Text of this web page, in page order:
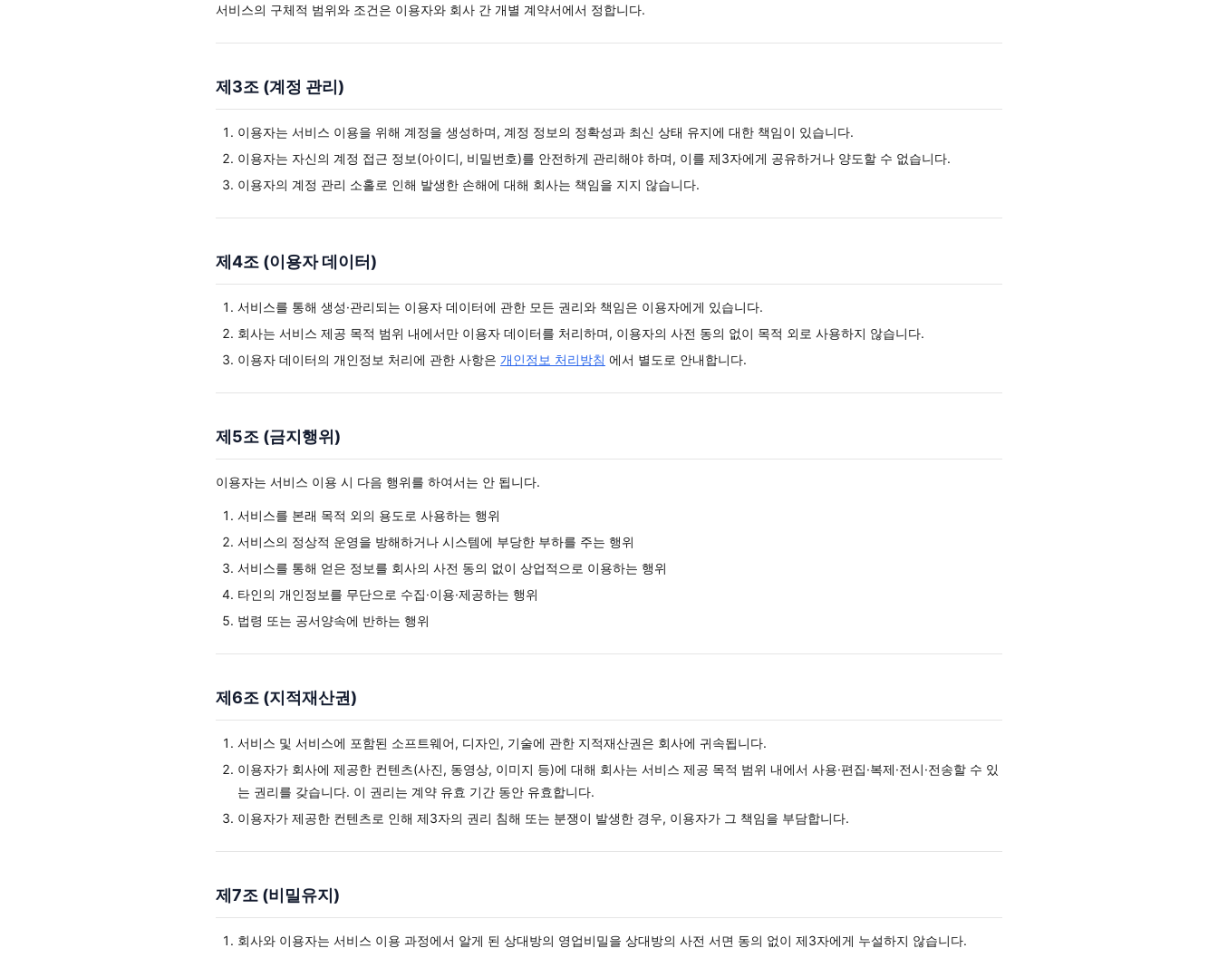
서비스의 구체적 범위와 조건은 이용자와 회사 간 개별 계약서에서 정합니다.
제3조 (계정 관리)
이용자는 서비스 이용을 위해 계정을 생성하며, 계정 정보의 정확성과 최신 상태 유지에 대한 책임이 있습니다.
이용자는 자신의 계정 접근 정보(아이디, 비밀번호)를 안전하게 관리해야 하며, 이를 제3자에게 공유하거나 양도할 수 없습니다.
이용자의 계정 관리 소홀로 인해 발생한 손해에 대해 회사는 책임을 지지 않습니다.
제4조 (이용자 데이터)
서비스를 통해 생성·관리되는 이용자 데이터에 관한 모든 권리와 책임은 이용자에게 있습니다.
회사는 서비스 제공 목적 범위 내에서만 이용자 데이터를 처리하며, 이용자의 사전 동의 없이 목적 외로 사용하지 않습니다.
이용자 데이터의 개인정보 처리에 관한 사항은 개인정보 처리방침 에서 별도로 안내합니다.
제5조 (금지행위)
이용자는 서비스 이용 시 다음 행위를 하여서는 안 됩니다.
서비스를 본래 목적 외의 용도로 사용하는 행위
서비스의 정상적 운영을 방해하거나 시스템에 부당한 부하를 주는 행위
서비스를 통해 얻은 정보를 회사의 사전 동의 없이 상업적으로 이용하는 행위
타인의 개인정보를 무단으로 수집·이용·제공하는 행위
법령 또는 공서양속에 반하는 행위
제6조 (지적재산권)
서비스 및 서비스에 포함된 소프트웨어, 디자인, 기술에 관한 지적재산권은 회사에 귀속됩니다.
이용자가 회사에 제공한 컨텐츠(사진, 동영상, 이미지 등)에 대해 회사는 서비스 제공 목적 범위 내에서 사용·편집·복제·전시·전송할 수 있
는 권리를 갖습니다. 이 권리는 계약 유효 기간 동안 유효합니다.
이용자가 제공한 컨텐츠로 인해 제3자의 권리 침해 또는 분쟁이 발생한 경우, 이용자가 그 책임을 부담합니다.
제7조 (비밀유지)
회사와 이용자는 서비스 이용 과정에서 알게 된 상대방의 영업비밀을 상대방의 사전 서면 동의 없이 제3자에게 누설하지 않습니다.